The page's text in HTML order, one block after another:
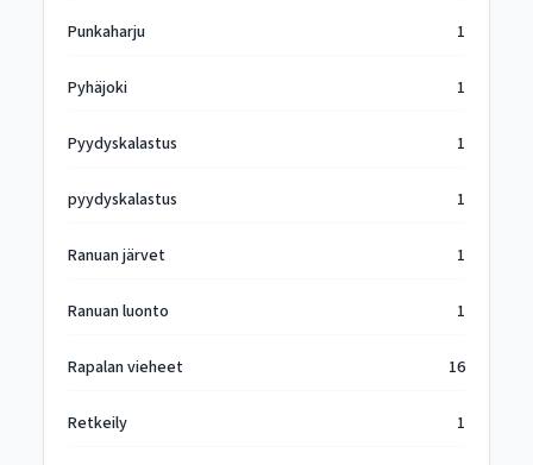
Punkaharju 1
Pyhäjoki 1
Pyydyskalastus 1
pyydyskalastus 1
Ranuan järvet 1
Ranuan luonto 1
Rapalan vieheet 16
Retkeily 1